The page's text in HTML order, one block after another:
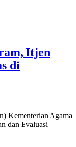
Itjen
di
Kementerian Agama
dan Evaluasi